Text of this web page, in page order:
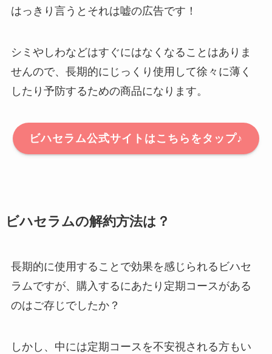
はっきり言うとそれは嘘の広告です！
シミやしわなどはすぐにはなくなることはありま
せんので、長期的にじっくり使用して徐々に薄く
したり予防するための商品になります。
ビハセラム公式サイトはこちらをタップ♪
ビハセラムの解約方法は？
長期的に使用することで効果を感じられるビハセ
ラムですが、購入するにあたり定期コースがある
のはご存じでしたか？
しかし、中には定期コースを不安視される方もい